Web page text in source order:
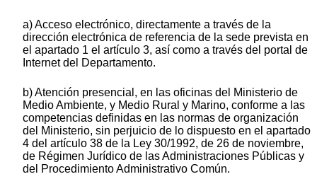
a) Acceso electrónico, directamente a través de la
dirección electrónica de referencia de la sede prevista en
el apartado 1 el artículo 3, así como a través del portal de
Internet del Departamento.
b) Atención presencial, en las oficinas del Ministerio de
Medio Ambiente, y Medio Rural y Marino, conforme a las
competencias definidas en las normas de organización
del Ministerio, sin perjuicio de lo dispuesto en el apartado
4 del artículo 38 de la Ley 30/1992, de 26 de noviembre,
de Régimen Jurídico de las Administraciones Públicas y
del Procedimiento Administrativo Común.